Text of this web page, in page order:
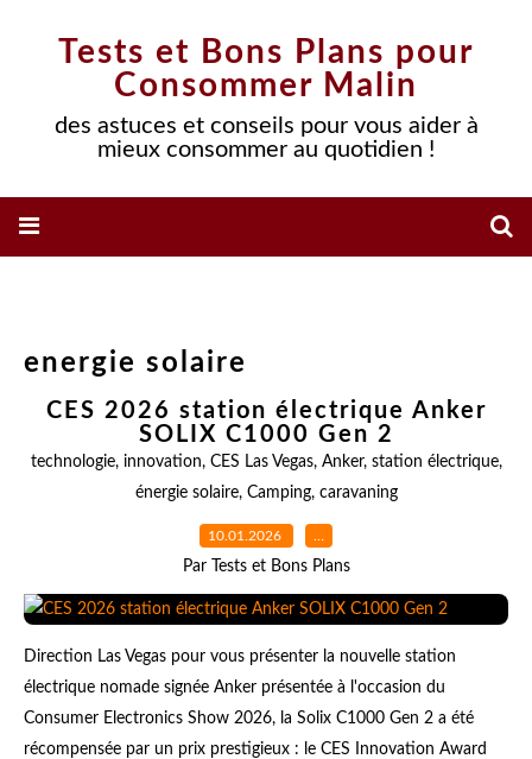
Tests et Bons Plans pour
Consommer Malin
des astuces et conseils pour vous aider à
mieux consommer au quotidien !
energie solaire
CES 2026 station électrique Anker
SOLIX C1000 Gen 2
technologie, innovation, CES Las Vegas, Anker, station électrique,
énergie solaire, Camping, caravaning
10.01.2026 …
Par Tests et Bons Plans
Direction Las Vegas pour vous présenter la nouvelle station
électrique nomade signée Anker présentée à l'occasion du
Consumer Electronics Show 2026, la Solix C1000 Gen 2 a été
récompensée par un prix prestigieux : le CES Innovation Award